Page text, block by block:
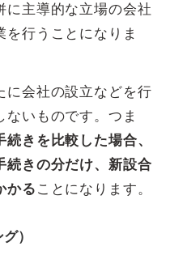
に主導的な立場の会社
行うことになりま
に会社の設立などを行
いものです。つま
きを比較した場合、
続きの分だけ、新設合
かる ことになります。
）